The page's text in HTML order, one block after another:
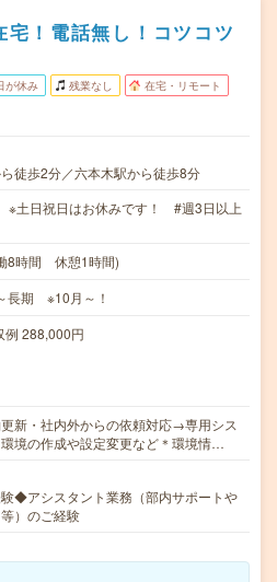
！電話無し！コツコツ
が休み 残業なし 在宅・リモート
徒歩2分／六本木駅から徒歩8分
※土日祝日はお休みです！ #週3日以上
8時間 休憩1時間)
長期 ※10月～！
288,000円
新・社内外からの依頼対応→専用シス
境の作成や設定変更など＊環境情…
◆アシスタント業務（部内サポートや
）のご経験